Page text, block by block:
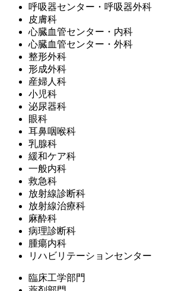
呼吸器センター・呼吸器外科
皮膚科
心臓血管センター・内科
心臓血管センター・外科
整形外科
形成外科
産婦人科
小児科
泌尿器科
眼科
耳鼻咽喉科
乳腺科
緩和ケア科
一般内科
救急科
放射線診断科
放射線治療科
麻酔科
病理診断科
腫瘍内科
リハビリテーションセンター
臨床工学部門